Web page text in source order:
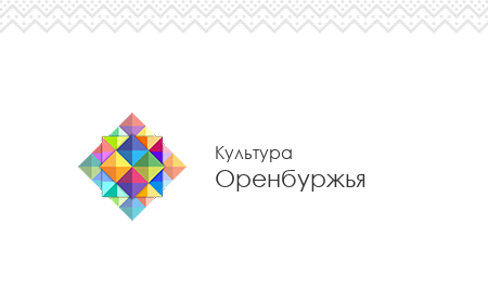
Культура
Оренбуржья